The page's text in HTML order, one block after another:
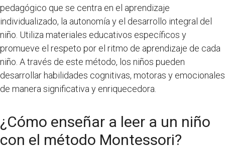
pedagógico que se centra en el aprendizaje
individualizado, la autonomía y el desarrollo integral del
niño. Utiliza materiales educativos específicos y
promueve el respeto por el ritmo de aprendizaje de cada
niño. A través de este método, los niños pueden
desarrollar habilidades cognitivas, motoras y emocionales
de manera significativa y enriquecedora.
¿Cómo enseñar a leer a un niño
con el método Montessori?